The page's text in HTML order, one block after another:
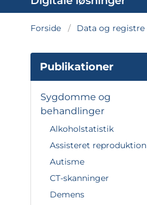
Forside Data og registre
Publikationer
Sygdomme og
behandlinger
Alkoholstatistik
Assisteret reproduktion
Autisme
CT-skanninger
Demens